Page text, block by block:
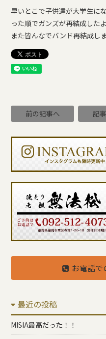
早いとこで子供達が大学生に
った順でガンズが再結成したよ
また皆んなでバンド再結成し
前の記事へ 記
お電話で
最近の投稿
MISIA最高だった！！